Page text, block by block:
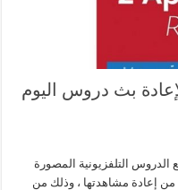
بث دروس اليوم
الدروس التلفزيونية المصورة
من إعادة مشاهدتها ، وذلك من